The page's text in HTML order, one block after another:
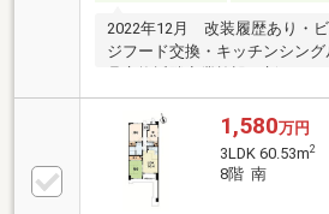
2022年12月 改装履歴あり・
ジフード交換・キッチンシング
便利です。落ち着いた住環境
1,580万円
3LDK 60.53m2
8階 南